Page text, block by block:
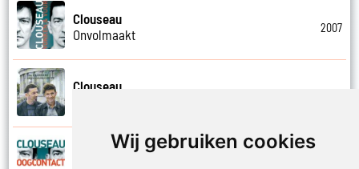
Wij gebruiken cookies
Clouseau
Onvolmaakt
2007
Clouseau
Clouseau